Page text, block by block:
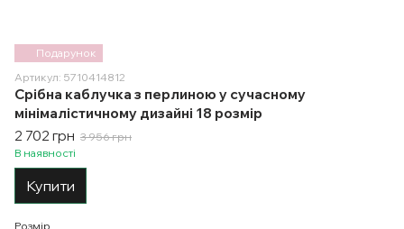
Подарунок
Артикул: 5710414812
Срібна каблучка з перлиною у сучасному
мінімалістичному дизайні 18 розмір
2 702 грн 3 956 грн
В наявності
Купити
Розмір